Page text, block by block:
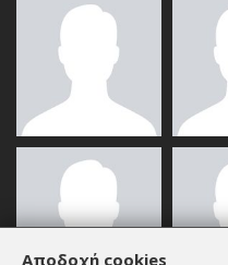
Αποδοχή cookies